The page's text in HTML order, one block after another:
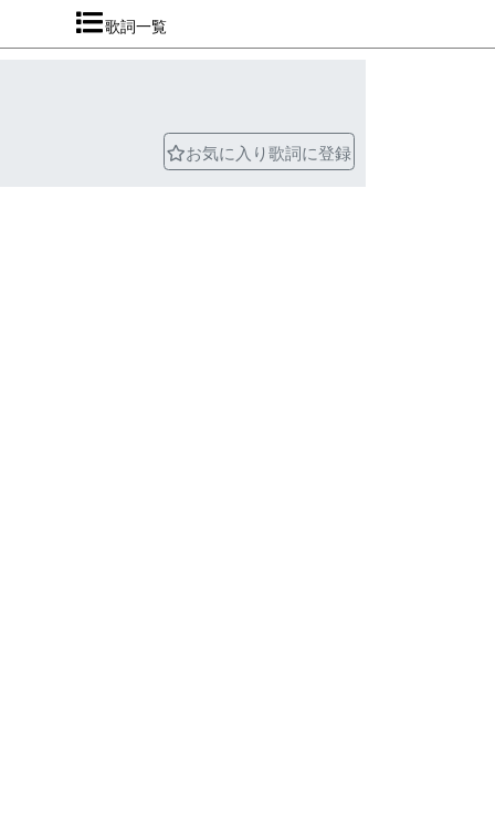
歌詞一覧
お気に入り歌詞に登録